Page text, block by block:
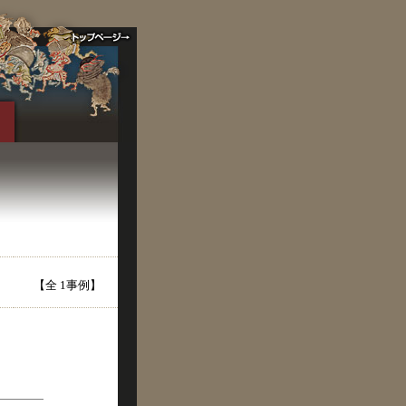
【全 1事例】